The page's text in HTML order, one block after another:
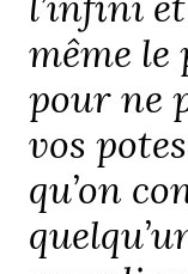
même le
pour ne
vos
qu’on